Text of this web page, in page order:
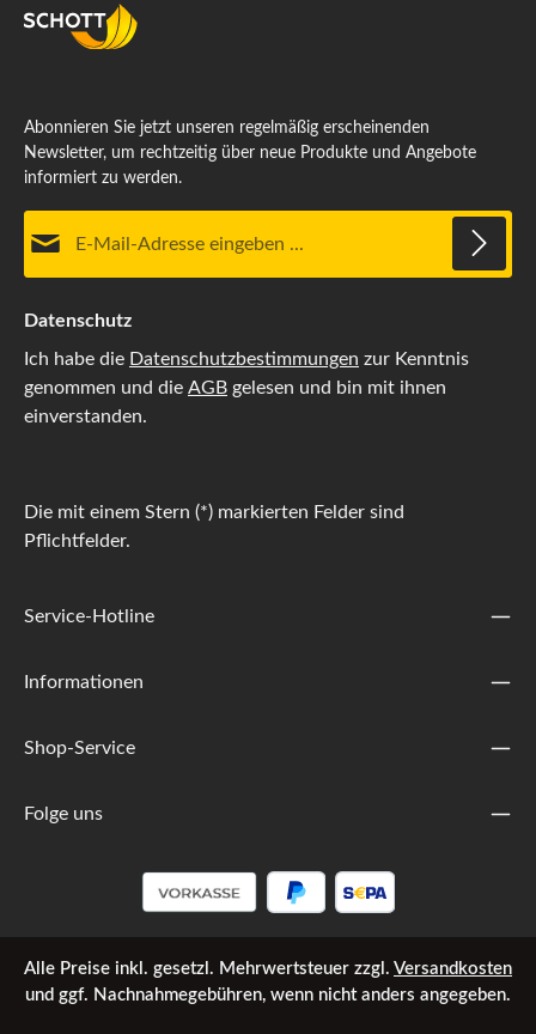
Abonnieren Sie jetzt unseren regelmäßig erscheinenden
Newsletter, um rechtzeitig über neue Produkte und Angebote
informiert zu werden.
Datenschutz
Ich habe die Datenschutzbestimmungen zur Kenntnis
genommen und die AGB gelesen und bin mit ihnen
einverstanden.
Die mit einem Stern (*) markierten Felder sind
Pflichtfelder.
Service-Hotline
Informationen
Shop-Service
Folge uns
Alle Preise inkl. gesetzl. Mehrwertsteuer zzgl. Versandkosten
und ggf. Nachnahmegebühren, wenn nicht anders angegeben.